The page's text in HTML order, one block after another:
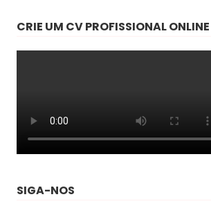
CRIE UM CV PROFISSIONAL ONLINE
SIGA-NOS